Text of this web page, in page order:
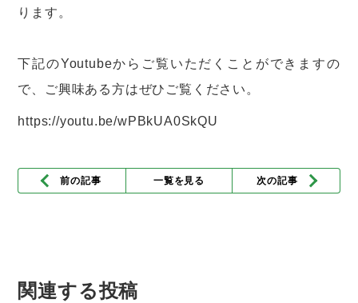
ります。
下記のYoutubeからご覧いただくことができますの
で、ご興味ある方はぜひご覧ください。
https://youtu.be/wPBkUA0SkQU
前の記事 次の記事
一覧を見る
関連する投稿